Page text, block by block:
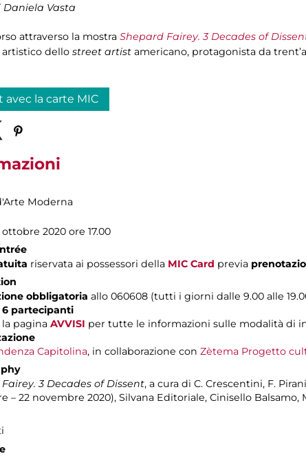
Daniela Vasta
attraverso la mostra Shepard Fairey. 3 Decades of
artistico dello street artist americano, protagonista da
avec la carte MIC
Moderna
ottobre 2020 ore 17.00
riservata ai possessori della MIC Card previa
obbligatoria allo 060608 (tutti i giorni dalle 9.00 alle
6 partecipanti
pagina AVVISI per tutte le informazioni sulle modalità di
Capitolina, in collaborazione con Zètema Progetto
3 Decades of Dissent, a cura di C. Crescentini, F.
– 22 novembre 2020), Silvana Editoriale, Cinisello Balsamo,